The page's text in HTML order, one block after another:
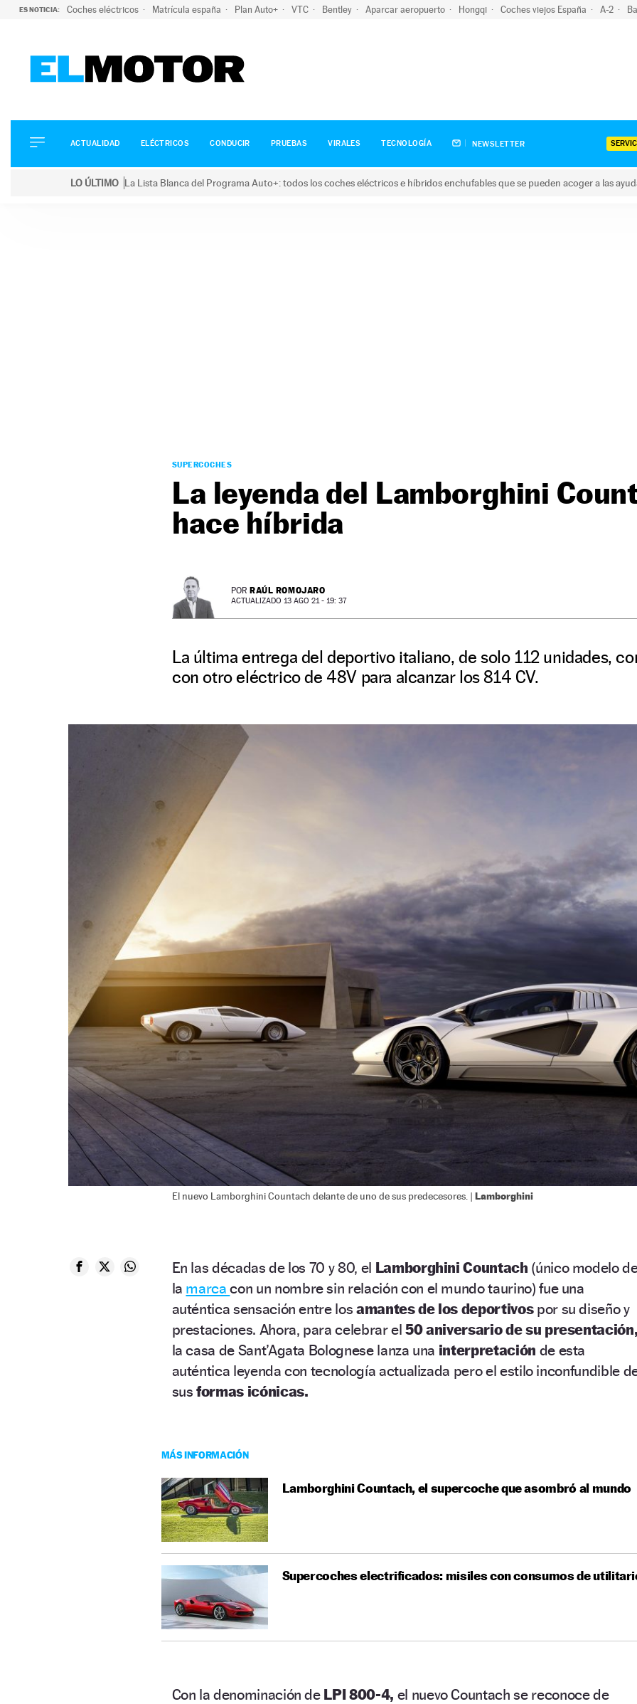
ES NOTICIA: Coches eléctricos Matrícula españa Plan Auto+ VTC Bentley Aparcar aeropuerto Hongqi Coches viejos España A-2
ELÉCTRICOS
CONDUCIR
ACTUALIDAD ELÉCTRICOS CONDUCIR PRUEBAS VIRALES TECNOLOGÍA NEWSLETTER
LO ÚLTIMO La Lista Blanca del Programa Auto+: todos los coches eléctricos e híbridos enchufables que se pueden acoger a las
SUPERCOCHES
La leyenda del Lamborghini
hace híbrida
POR RAÚL ROMOJARO
ACTUALIZADO 13 AGO 21 - 19: 37
La última entrega del deportivo italiano, de solo 112 unidades,
con otro eléctrico de 48V para alcanzar los 814 CV.
El nuevo Lamborghini Countach delante de uno de sus predecesores. | Lamborghini
En las décadas de los 70 y 80, el Lamborghini Countach (único modelo
la marcacon un nombre sin relación con el mundo taurino) fue una
auténtica sensación entre los amantes de los deportivospor su diseño y
prestaciones. Ahora, para celebrar el 50 aniversario de su
la casa de Sant’Agata Bolognese lanza una interpretación de esta
auténtica leyenda con tecnología actualizada pero el estilo inconfundible
susformas icónicas.
MÁS INFORMACIÓN
Lamborghini Countach, el supercoche que asombró al mundo
Supercoches electrificados: misiles con consumos de
Con la denominación deLPI 800-4, el nuevo Countach se reconoce de